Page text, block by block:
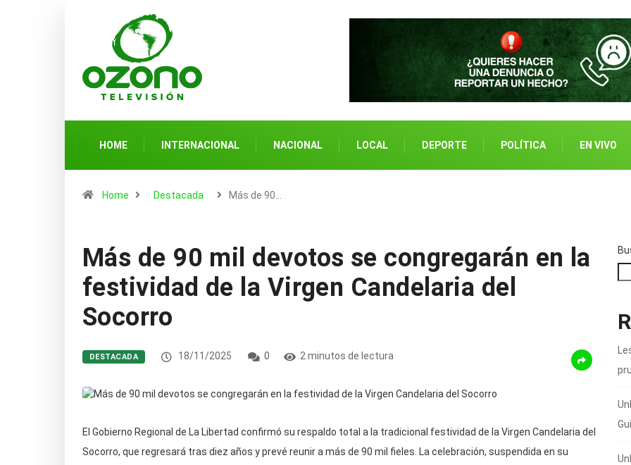
HOME INTERNACIONAL NACIONAL LOCAL DEPORTE POLÍTICA EN VIVO
Home Destacada Más de 90…
Más de 90 mil devotos se congregarán en la
festividad de la Virgen Candelaria del
Socorro
DESTACADA 18/11/2025 0 2 minutos de lectura
El Gobierno Regional de La Libertad confirmó su respaldo total a la tradicional festividad de la Virgen Candelaria del
Socorro, que regresará tras diez años y prevé reunir a más de 90 mil fieles. La celebración, suspendida en su